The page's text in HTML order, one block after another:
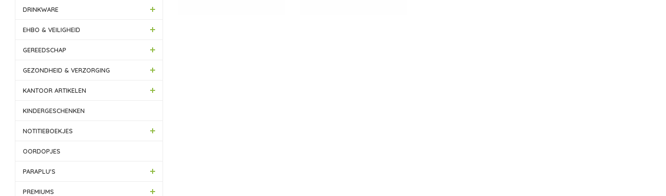
DRINKWARE
EHBO & VEILIGHEID
GEREEDSCHAP
GEZONDHEID & VERZORGING
KANTOOR ARTIKELEN
KINDERGESCHENKEN
NOTITIEBOEKJES
OORDOPJES
PARAPLU'S
PREMIUMS